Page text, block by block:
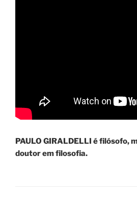
PAULO GIRALDELLI é filósofo,
doutor em filosofia.